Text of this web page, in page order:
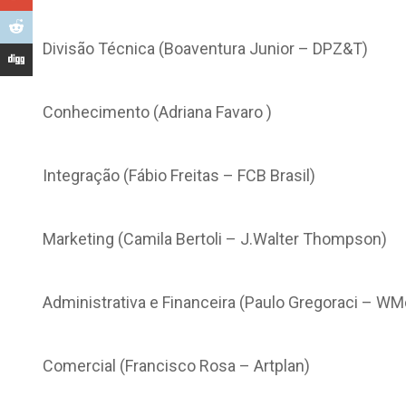
Divisão Técnica (Boaventura Junior – DPZ&T)
Conhecimento (Adriana Favaro )
Integração (Fábio Freitas – FCB Brasil)
Marketing (Camila Bertoli – J.Walter Thompson)
Administrativa e Financeira (Paulo Gregoraci –
Comercial (Francisco Rosa – Artplan)